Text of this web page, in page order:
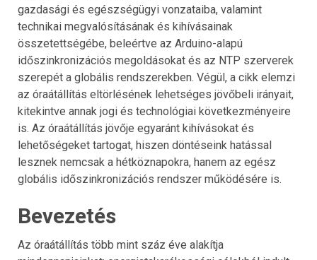
gazdasági és egészségügyi vonzataiba, valamint
technikai megvalósításának és kihívásainak
összetettségébe, beleértve az Arduino-alapú
időszinkronizációs megoldásokat és az NTP szerverek
szerepét a globális rendszerekben. Végül, a cikk elemzi
az óraátállítás eltörlésének lehetséges jövőbeli irányait,
kitekintve annak jogi és technológiai következményeire
is. Az óraátállítás jövője egyaránt kihívásokat és
lehetőségeket tartogat, hiszen döntéseink hatással
lesznek nemcsak a hétköznapokra, hanem az egész
globális időszinkronizációs rendszer működésére is.
Bevezetés
Az óraátállítás több mint száz éve alakítja